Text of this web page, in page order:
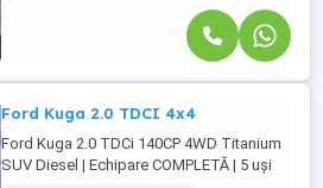
Ford Kuga 2.0 TDCI 4x4
Ford Kuga 2.0 TDCi 140CP 4WD Titanium
SUV Diesel | Echipare COMPLETĂ | 5 uși